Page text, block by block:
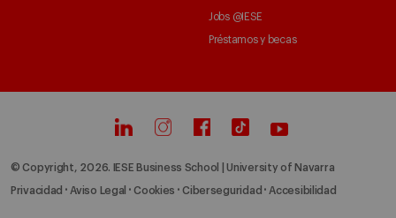
Jobs @IESE
Préstamos y becas
© Copyright, 2026. IESE Business School | University of Navarra
Privacidad Aviso Legal Cookies Ciberseguridad Accesibilidad